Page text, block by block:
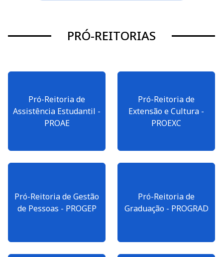
PRÓ-REITORIAS
Pró-Reitoria de
Assistência Estudantil -
PROAE
Pró-Reitoria de
Extensão e Cultura -
PROEXC
Pró-Reitoria de Gestão
de Pessoas - PROGEP
Pró-Reitoria de
Graduação - PROGRAD